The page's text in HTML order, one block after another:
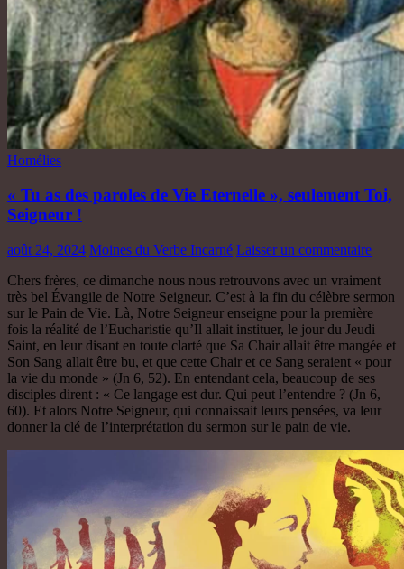
Homélies
« Tu as des paroles de Vie Eternelle », seulement Toi,
Seigneur !
août 24, 2024 Moines du Verbe Incarné Laisser un commentaire
Chers frères, ce dimanche nous nous retrouvons avec un vraiment
très bel Évangile de Notre Seigneur. C’est à la fin du célèbre sermon
sur le Pain de Vie. Là, Notre Seigneur enseigne pour la première
fois la réalité de l’Eucharistie qu’Il allait instituer, le jour du Jeudi
Saint, en leur disant en toute clarté que Sa Chair allait être mangée et
Son Sang allait être bu, et que cette Chair et ce Sang seraient « pour
la vie du monde » (Jn 6, 52). En entendant cela, beaucoup de ses
disciples dirent : « Ce langage est dur. Qui peut l’entendre ? (Jn 6,
60). Et alors Notre Seigneur, qui connaissait leurs pensées, va leur
donner la clé de l’interprétation du sermon sur le pain de vie.